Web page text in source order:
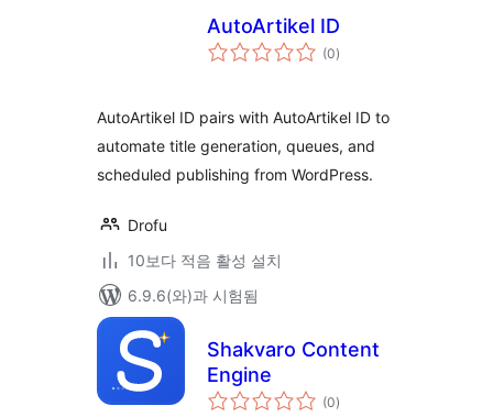
AutoArtikel ID
(0전
체)
AutoArtikel ID pairs with AutoArtikel ID to
automate title generation, queues, and
scheduled publishing from WordPress.
Drofu
10보다 적음 활성 설치
6.9.6(와)과 시험됨
Shakvaro Content
Engine
(0전
체)